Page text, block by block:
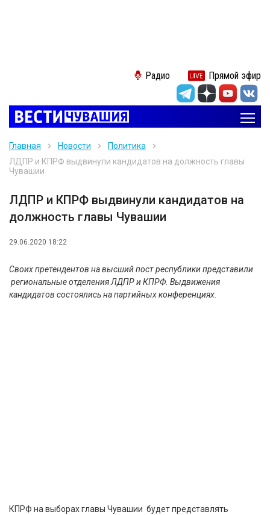
Радио Прямой эфир
Главная Новости
Политика
ЛДПР и КПРФ выдвинули кандидатов на должность главы
Чувашии
ЛДПР и КПРФ выдвинули кандидатов на
должность главы Чувашии
29.06.2020 18:22
Своих претендентов на высший пост республики представили
региональные отделения ЛДПР и КПРФ. Выдвижения
кандидатов состоялись на партийных конференциях.
КПРФ на выборах главы Чувашии будет представлять